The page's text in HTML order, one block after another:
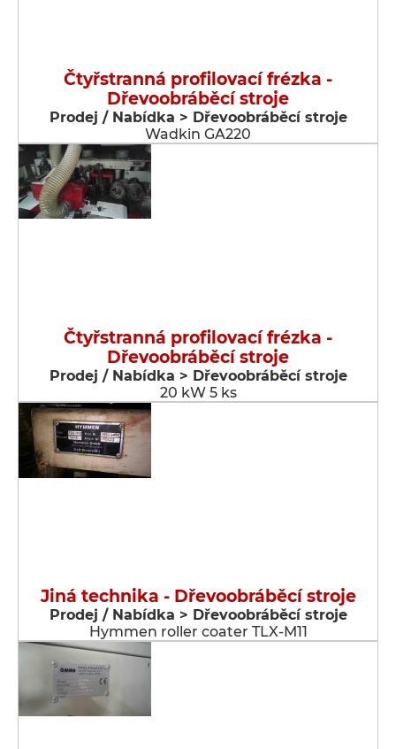
Čtyřstranná profilovací frézka -
Dřevoobráběcí stroje
Prodej / Nabídka > Dřevoobráběcí stroje
Wadkin GA220
Čtyřstranná profilovací frézka -
Dřevoobráběcí stroje
Prodej / Nabídka > Dřevoobráběcí stroje
20 kW 5 ks
Jiná technika - Dřevoobráběcí stroje
Prodej / Nabídka > Dřevoobráběcí stroje
Hymmen roller coater TLX-M11